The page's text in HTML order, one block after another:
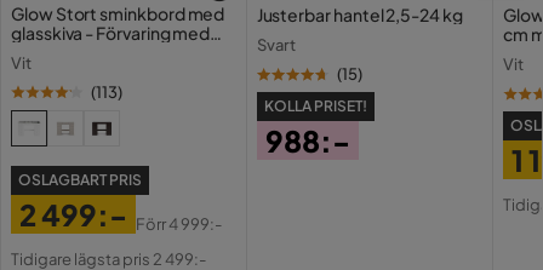
Glow Stort sminkbord med
glasskiva - Förvaring med
Vit
(113)
OSLAGBART PRIS
Pris
2 499:-
Original
Förr4 999:-
Tidigare lägsta pris 2 499:-
Justerbar hantel 2,5-24 kg
Svart
(15)
KOLLA PRISET!
988:-
cm
Vit
1